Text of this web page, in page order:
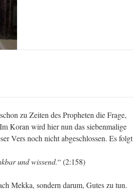
zu Zeiten des Propheten die Frage,
Koran wird hier nun das siebenmalige
Vers noch nicht abgeschlossen. Es folgt
und wissend.“ (2:158)
Mekka, sondern darum, Gutes zu tun.